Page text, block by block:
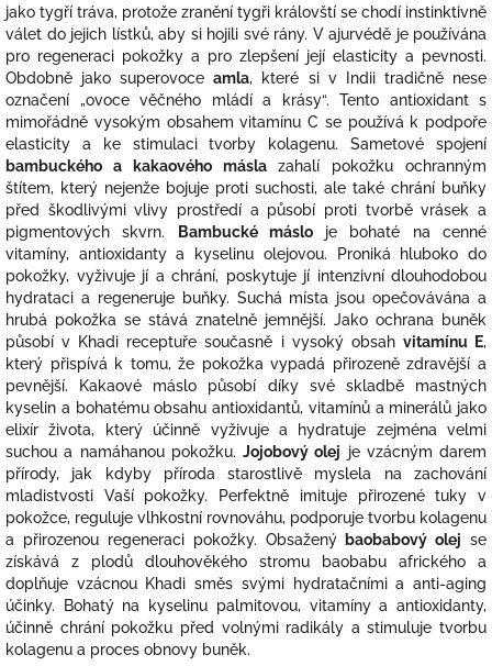
jako tygří tráva, protože zranění tygři královští se chodí instinktivně
válet do jejich lístků, aby si hojili své rány. V ajurvédě je používána
pro regeneraci pokožky a pro zlepšení její elasticity a pevnosti.
Obdobně jako superovoceamla, které si v Indii tradičně nese
označení „ovoce věčného mládí a krásy“. Tento antioxidant s
mimořádně vysokým obsahem vitamínu C se používá k podpoře
elasticity a ke stimulaci tvorby kolagenu. Sametové spojení
bambuckého a kakaového máslazahalí pokožku ochranným
štítem, který nejenže bojuje proti suchosti, ale také chrání buňky
před škodlivými vlivy prostředí a působí proti tvorbě vrásek a
pigmentových skvrn.
Bambucké másloje bohaté na cenné
vitamíny, antioxidanty a kyselinu olejovou. Proniká hluboko do
pokožky, vyživuje jí a chrání, poskytuje jí intenzivní dlouhodobou
hydrataci a regeneruje buňky. Suchá místa jsou opečovávána a
hrubá pokožka se stává znatelně jemnější. Jako ochrana buněk
působí v Khadi receptuře současně i vysoký obsah vitamínu E,
který přispívá k tomu, že pokožka vypadá přirozeně zdravější a
pevnější. Kakaové máslo působí díky své skladbě mastných
kyselin a bohatému obsahu antioxidantů, vitamínů a minerálů jako
elixír života, který účinně vyživuje a hydratuje zejména velmi
suchou a namáhanou pokožku. Jojobový olej je vzácným darem
přírody, jak kdyby příroda starostlivě myslela na zachování
mladistvosti Vaší pokožky. Perfektně imituje přirozené tuky v
pokožce, reguluje vlhkostní rovnováhu, podporuje tvorbu kolagenu
a přirozenou regeneraci pokožky. Obsažený baobabový olej se
získává z plodů dlouhověkého stromu baobabu afrického a
doplňuje vzácnou Khadi směs svými hydratačními a anti-aging
účinky. Bohatý na kyselinu palmitovou, vitamíny a antioxidanty,
účinně chrání pokožku před volnými radikály a stimuluje tvorbu
kolagenu a proces obnovy buněk.